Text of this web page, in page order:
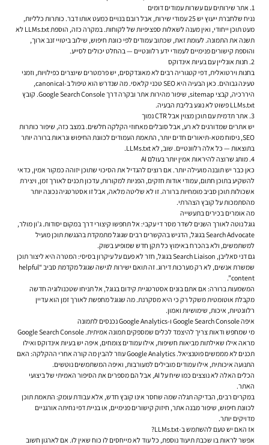
1. אתר שירותים עם עשרות עמודים דומים
נניח שלחברת ייעוץ יש 25 עמודי שירות, אבל רובם בנויים כמעט אותו דבר. כותרות כלליות,
מעט תוכן ייחודי, ואין מענה לשאלות ספציפיות של לקוחות. במקרה כזה, הוספת LLMs.txt לא
תשנה את התמונה. לעומת זאת, שכתוב עמודים לפי כוונת חיפוש, שילוב ביטויי זנב ארוך,
והוספת קישורים פנימיים לעמודי ידע רלוונטיים — בהחלט יכולים לסייע.
2. חנות אונליין עם בעיות אינדוקס
בחנות וירטואלית, דפי קטגוריה רבים לא מאונדקסים, יש פרמטרים שיוצרים כפילויות, וזמני
טעינה גבוהים. כאן הבעיה היא SEO טכני קלאסי. מה שנדרש הוא טיפול ב-canonical,
היררכיה, קבצי sitemap, שיפור מהירות אתר ובקרה דרך Google Search Console. קובץ
LLMs.txt פשוט לא נוגע בליבת הבעיה.
3. אתר תדמית עם תוכן מצוין אבל CTR נמוך
יש אתרים שמדורגים לא רע, אבל סובלים מאחוזי הקלקה חלשים. במצב כזה, שיפור כותרות
SEO, ניסוח מטא-תיאורים חדים יותר, התאמת העמודים לכוונת החיפוש ונראות ברורה יותר
בתוצאות — כל אלה רלוונטיים. שוב, לא LLMs.txt.
4. מותג שרוצה להיראות אמין יותר בעולם AI
כאן כבר יש תובנה מועילה יותר. אם רוצים להגדיל את הסיכוי שתוכן יזוהה כמקור אמין, כדאי
להשקיע בתוכן חתום, עמודי אודות חזקים, הפניות למקורות, עדכון תכנים לאורך זמן, ויצירת
אשכולות תוכן סביב מומחיות ברורה. זו לא שליטה מלאה, אבל זו אסטרטגיה נכונה יותר
מהסתמכות על קובץ הצהרתי.
מה אומרים בכירים בתעשייה
גוגל נוטה לאורך השנים לשדר מסר די עקבי: אל תחפשו קיצורי דרך במקום יסודות. ג'ון מולר,
Search Advocate בגוגל, הדגיש בהקשרים רבים שגוגל מתמקדת בהנגשת תוכן מועיל
למשתמשים, ולא בהכרח באימוץ כל תקן חדש שמופיע בשוק.
גם דני סאליבן, Search Liaison בגוגל, חזר לא פעם על עיקרון בסיסי: המטרה היא ליצור תוכן
שמשרת אנשים, לא רק מערכות דירוג. זה תואם ישירות לגישה שגוגל מקדמת סביב “helpful
content”.
המשמעות ברורה: אם אתם בונים אסטרטגיית קידום בגוגל, אל תניחו שטכנולוגיה חדשה
מקבלת אוטומטית משקל רק כי היא מסקרנת. מה שגוגל מחפשת לאורך זמן הוא עדיין
רלוונטיות, איכות, שימושיות ואמון.
איפה Google Search Console ו-Google Analytics נכנסים לתמונה
מי שמחפש ודאות צריך להיצמד לכלים שמספקים תמונה אמיתית. Google Search Console
מראה אילו שאילתות מביאות חשיפות, אילו עמודים צומחים, איפה יש בעיות אינדוקס ואילו
תכנים לא מממשים פוטנציאל. Google Analytics עוזר להבין מה קורה אחרי ההקלקה: האם
התנועה איכותית, אילו עמודים מובילים למעורבות, ואיפה המשתמשים נוטשים.
הכלים האלה לא נוצצים כמו שיח על AI, אבל הם מספרים את הסיפור האמיתי של ביצועי
האתר.
במקרים רבים, הבדיקה תגלה שמה שחסר אינו קובץ חדש, אלא עבודת עומק: התאמת תוכן
לכוונת חיפוש, שיפור מבנה אתר, חיזוק קישורים פנימיים, או בניית דפי נחיתה אורגניים
מדויקים יותר.
אז האם יש טעם להשתמש ב-LLMs.txt?
אפשר לראות בו שכבת תיעוד נוספת, כל עוד לא מייחסים לו כוח שאין לו. אם לארגון חשוב